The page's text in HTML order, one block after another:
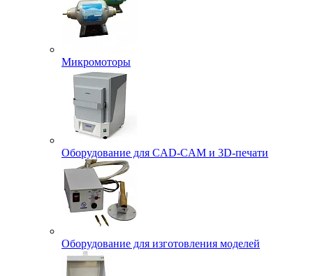
Микромоторы
Оборудование для CAD-CAM и 3D-печати
Оборудование для изготовления моделей